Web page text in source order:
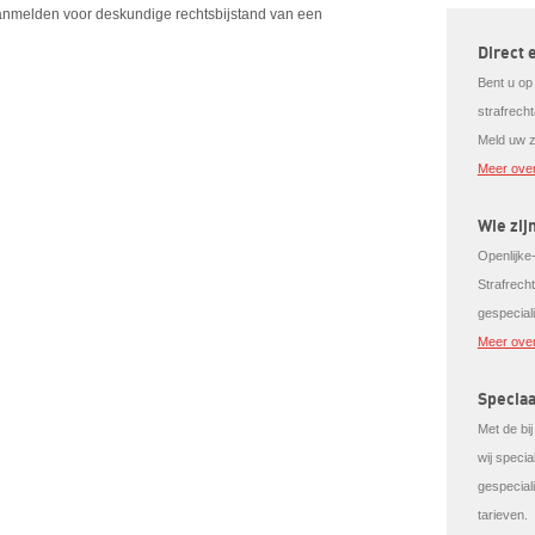
voor deskundige rechtsbijstand van een
Direct
Bent u
Meld uw
Meer
Wie
Meer
Met de
wij
tarieven.